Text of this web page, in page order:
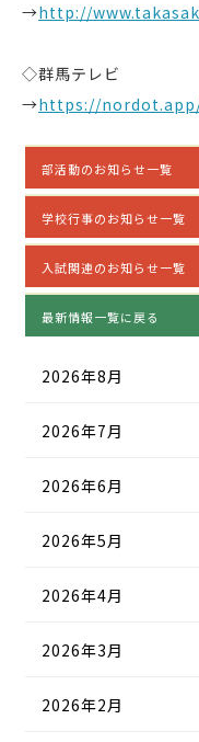
→http://
◇群馬テレビ
→https://nordot.app/
部活動のお知らせ一覧
学校行事のお知らせ一覧
入試関連のお知らせ一覧
最新情報一覧に戻る
2026年8月
2026年7月
2026年6月
2026年5月
2026年4月
2026年3月
2026年2月